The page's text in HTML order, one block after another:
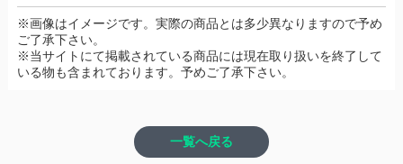
※画像はイメージです。実際の商品とは多少異なりますので予め
ご了承下さい。
※当サイトにて掲載されている商品には現在取り扱いを終了して
いる物も含まれております。予めご了承下さい。
一覧へ戻る